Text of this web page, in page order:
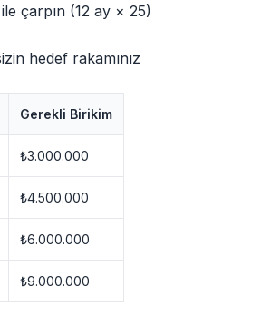
çarpın (12 ay × 25)
hedef rakamınız
Gerekli Birikim
₺3.000.000
₺4.500.000
₺6.000.000
₺9.000.000